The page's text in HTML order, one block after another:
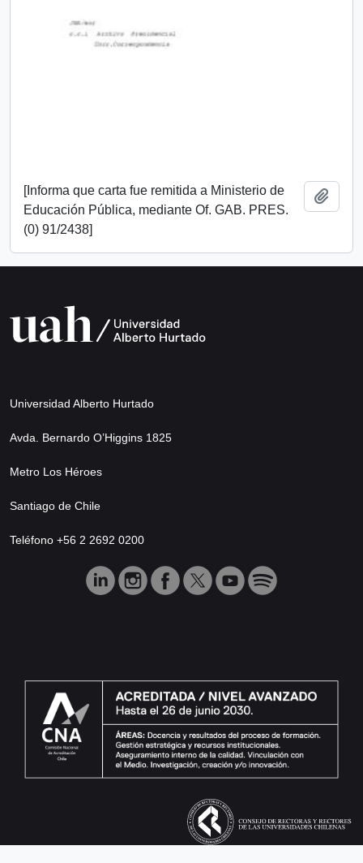
[Informa que carta fue remitida a Ministerio de
Educación Pública, mediante Of. GAB. PRES.
(0) 91/2438]
Universidad Alberto Hurtado
Avda. Bernardo O’Higgins 1825
Metro Los Héroes
Santiago de Chile
Teléfono +56 2 2692 0200